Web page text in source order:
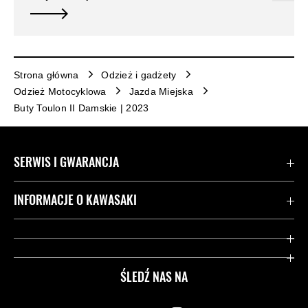
Strona główna
Odzież i gadżety
Odzież Motocyklowa
Jazda Miejska
Buty Toulon II Damskie | 2023
ŚLEDŹ NAS NA
SERWIS I GWARANCJA
Kontakt
Przydatne strony
INFORMACJE O KAWASAKI
Dziedzictwo Kawasaki